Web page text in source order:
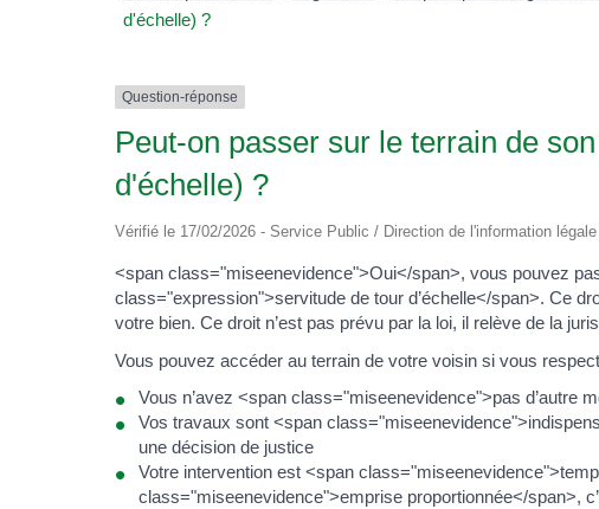
d'échelle) ?
Question-réponse
Peut-on passer sur le terrain de
d'échelle) ?
Vérifié le 17/02/2026 - Service Public / Direction de l'information
<span class="miseenevidence">Oui</span>, vous pouvez
class="expression">servitude de tour d’échelle</span>. Ce
votre bien. Ce droit n’est pas prévu par la loi, il relève de la
Vous pouvez accéder au terrain de votre voisin si vous
Vous n’avez <span class="miseenevidence">pas d’autre
Vos travaux sont <span
une décision de justice
Votre intervention est <span
class="miseenevidence">emprise proportionnée</span>,